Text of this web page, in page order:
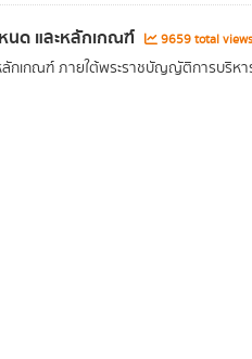
นด และหลักเกณฑ์ 9659 total views
เกณฑ์ ภายใต้พระราชบัญญัติการบริหา